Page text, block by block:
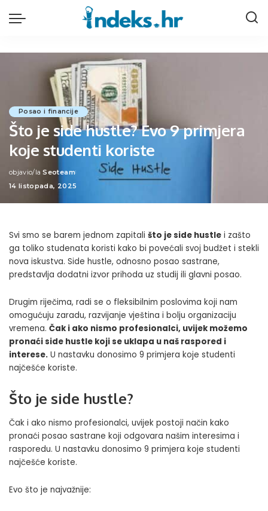
Posao i financije
Što je side hustle? Evo 9 primjera
koje studenti koriste
Posted
by
objavio/la Seoteam
14 listopada, 2025
Svi smo se barem jednom zapitali što je side hustle i zašto
ga toliko studenata koristi kako bi povećali svoj budžet i stekli
nova iskustva. Side hustle, odnosno posao sastrane,
predstavlja dodatni izvor prihoda uz studij ili glavni posao.
Drugim riječima, radi se o fleksibilnim poslovima koji nam
omogućuju zaradu, razvijanje vještina i bolju organizaciju
vremena. Čak i ako nismo profesionalci, uvijek možemo
pronaći side hustle koji se uklapa u naš raspored i
interese. U nastavku donosimo 9 primjera koje studenti
najčešće koriste.
Što je side hustle?
Čak i ako nismo profesionalci, uvijek postoji način kako
pronaći posao sastrane koji odgovara našim interesima i
rasporedu. U nastavku donosimo 9 primjera koje studenti
najčešće koriste.
Evo što je najvažnije: